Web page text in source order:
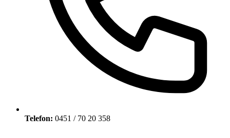
Telefon: 0451 / 70 20 358